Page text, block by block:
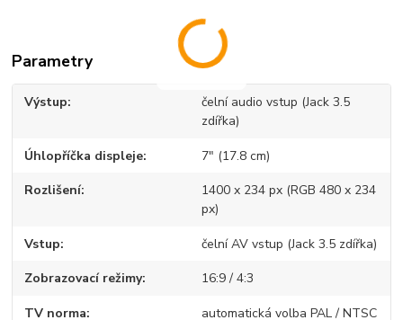
Parametry
Výstup
čelní audio vstup (Jack 3.5
zdířka)
Úhlopříčka displeje 7" (17.8 cm)
Rozlišení
1400 x 234 px (RGB 480 x 234
px)
Vstup čelní AV vstup (Jack 3.5 zdířka)
Zobrazovací režimy 16:9 / 4:3
TV norma automatická volba PAL / NTSC